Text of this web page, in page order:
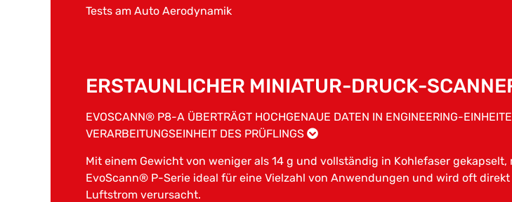
Tests am Auto Aerodynamik
ERSTAUNLICHER MINIATUR-DRUCK-
EVOSCANN® P8-A ÜBERTRÄGT HOCHGENAUE DATEN IN ENGINEERING-
VERARBEITUNGSEINHEIT DES PRÜFLINGS
Mit einem Gewicht von weniger als 14 g und vollständig in Kohlefaser
EvoScann® P-Serie ideal für eine Vielzahl von Anwendungen und wird oft
Luftstrom verursacht.